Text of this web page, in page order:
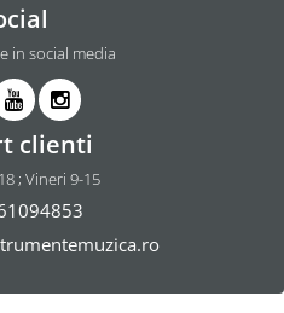
in social media
clienti
; Vineri 9-15